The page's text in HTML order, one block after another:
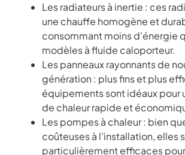
Les radiateurs à inertie : ces
une chauffe homogène et
consommant moins d’énergie
modèles à fluide caloporteur.
Les panneaux rayonnants de
génération : plus fins et plus
équipements sont idéaux pour
de chaleur rapide et
Les pompes à chaleur : bien
coûteuses à l’installation, elles
particulièrement efficaces